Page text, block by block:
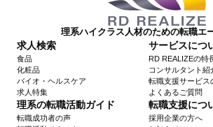
理系ハイクラス人材のための転職エ
求人検索
食品
化粧品
バイオ・ヘルスケア
求人特集
サービスにつ
RD REALIZEの特
コンサルタント紹
転職支援サービス
よくあるご質問
理系の転職活動ガイド
転職成功者の声
転職支援につ
採用企業の方へ